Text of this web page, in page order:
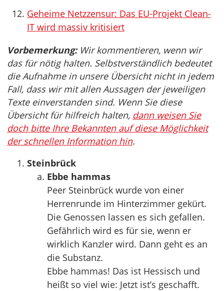
Geheime Netzzensur: Das EU-Projekt Clean-
IT wird massiv kritisiert
Vorbemerkung:Wir kommentieren, wenn wir
das für nötig halten. Selbstverständlich bedeutet
die Aufnahme in unsere Übersicht nicht in jedem
Fall, dass wir mit allen Aussagen der jeweiligen
Texte einverstanden sind. Wenn Sie diese
Übersicht für hilfreich halten, dann weisen Sie
doch bitte Ihre Bekannten auf diese Möglichkeit
der schnellen Information hin.
Steinbrück
Ebbe hammas
Peer Steinbrück wurde von einer
Herrenrunde im Hinterzimmer gekürt.
Die Genossen lassen es sich gefallen.
Gefährlich wird es für sie, wenn er
wirklich Kanzler wird. Dann geht es an
die Substanz.
Ebbe hammas! Das ist Hessisch und
heißt so viel wie: Jetzt ist’s geschafft.